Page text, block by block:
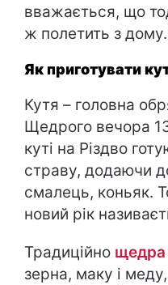
вважається, що
ж полетить з дому.
Як приготувати
Кутя – головна
Щедрого вечора 13
куті на Різдво
страву, додаючи
смалець, коньяк.
новий рік
Традиційно щедра
зерна, маку і